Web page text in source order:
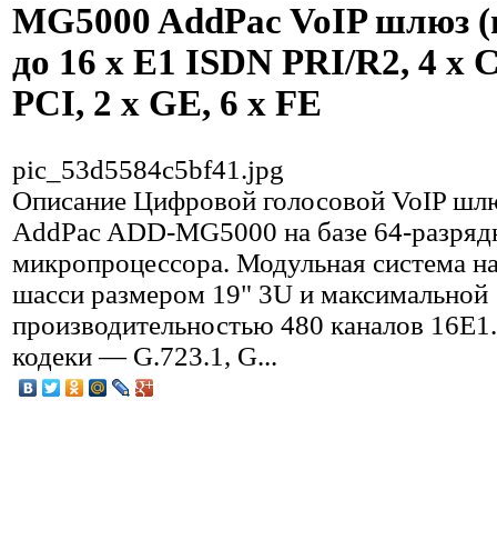
MG5000 AddPac VoIP шлюз
до 16 x E1 ISDN PRI/R2, 4 x
PCI, 2 x GE, 6 x FE
pic_53d5584c5bf41.jpg
Описание Цифровой голосовой VoIP
AddPac ADD-MG5000 на базе 64-
микропроцессора. Модульная система
шасси размером 19" 3U и максимальной
производительностью 480 каналов
кодеки — G.723.1, G...